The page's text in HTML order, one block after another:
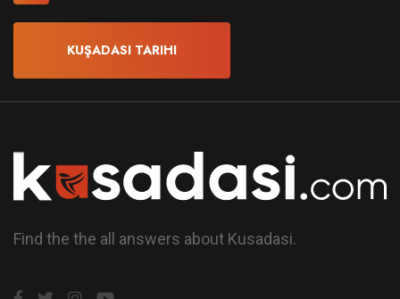
KUŞADASI TARIHI
Find the the all answers about Kusadasi.